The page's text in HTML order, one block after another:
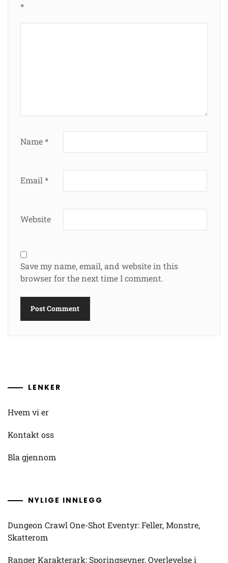
*
Name*
Email *
Website
Save my name, email, and website in this
browser for the next time I comment.
LENKER
Hvem vi er
Kontakt oss
Bla gjennom
NYLIGE INNLEGG
Dungeon Crawl One-Shot Eventyr: Feller, Monstre,
Skatterom
Ranger Karakterark: Sporingsevner, Overlevelse i